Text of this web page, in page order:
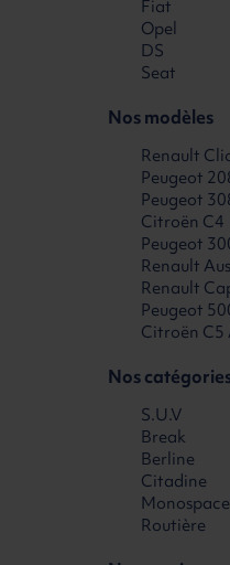
Fiat
Opel
DS
Seat
Nos modèles
Renault
Peugeot
Peugeot
Citroën C4
Peugeot
Renault
Renault
Peugeot
Citroën
Nos
S.U.V
Break
Berline
Citadine
Routière